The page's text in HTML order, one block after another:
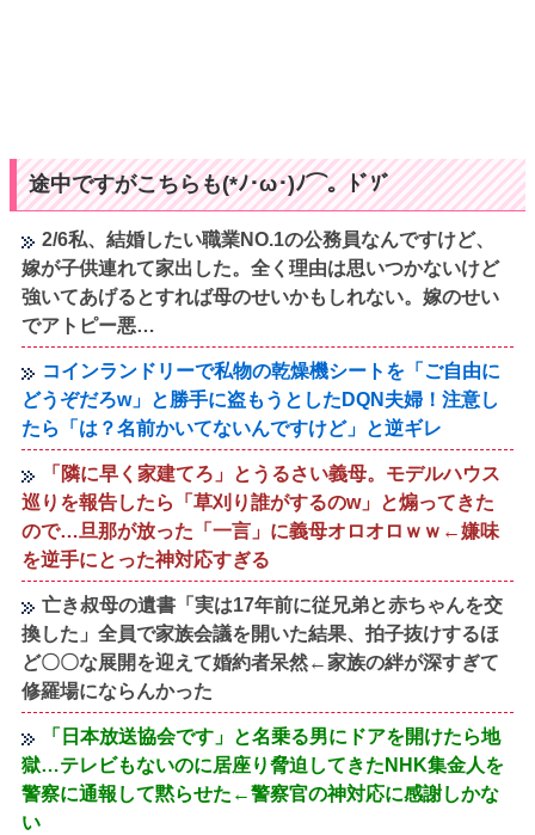
途中ですがこちらも(*ﾉ･ω･)ﾉ⌒。ﾄﾞｿﾞ
2/6私、結婚したい職業NO.1の公務員なんですけど、
嫁が子供連れて家出した。全く理由は思いつかないけど
強いてあげるとすれば母のせいかもしれない。嫁のせい
でアトピー悪…
コインランドリーで私物の乾燥機シートを「ご自由に
どうぞだろw」と勝手に盗もうとしたDQN夫婦！注意し
たら「は？名前かいてないんですけど」と逆ギレ
「隣に早く家建てろ」とうるさい義母。モデルハウス
巡りを報告したら「草刈り誰がするのw」と煽ってきた
ので…旦那が放った「一言」に義母オロオロｗｗ←嫌味
を逆手にとった神対応すぎる
亡き叔母の遺書「実は17年前に従兄弟と赤ちゃんを交
換した」全員で家族会議を開いた結果、拍子抜けするほ
ど〇〇な展開を迎えて婚約者呆然←家族の絆が深すぎて
修羅場にならんかった
「日本放送協会です」と名乗る男にドアを開けたら地
獄…テレビもないのに居座り脅迫してきたNHK集金人を
警察に通報して黙らせた←警察官の神対応に感謝しかな
い